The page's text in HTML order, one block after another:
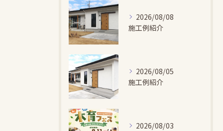
2026/08/08
施工例紹介
2026/08/05
施工例紹介
2026/08/03